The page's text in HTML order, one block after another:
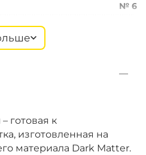
№ 6
‍513‍ ₽
– готовая к
изготовленная на
материала Dark Matter.